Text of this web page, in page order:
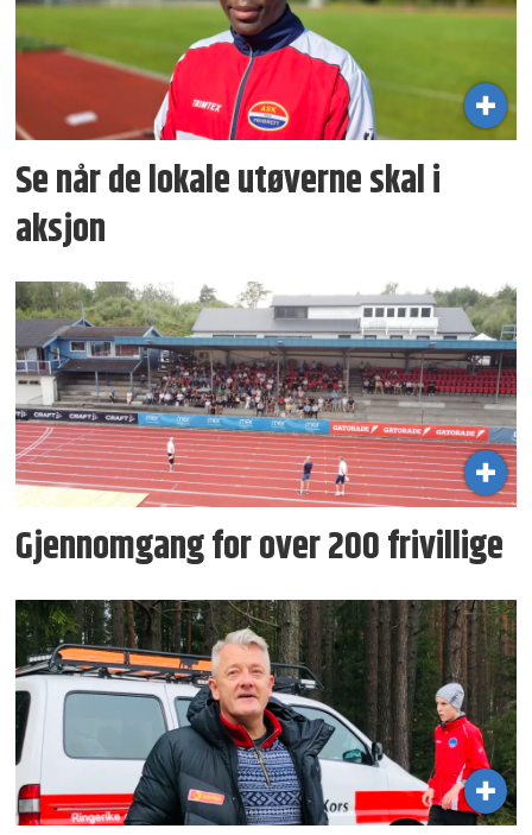
Se når de lokale utøverne skal i
aksjon
Gjennomgang for over 200 frivillige